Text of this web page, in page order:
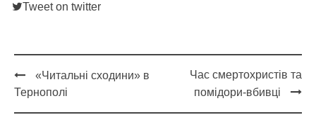
Tweet on twitter
Post
navigation
«Читальні сходини» в
Тернополі
Час смертохристів та
помідори-вбивці